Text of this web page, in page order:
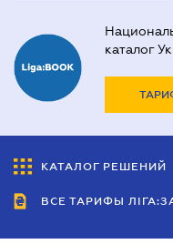
каталог
КАТАЛОГ РЕШЕНИЙ
ВСЕ ТАРИФЫ